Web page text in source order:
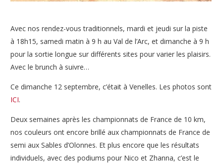
Avec nos rendez-vous traditionnels, mardi et jeudi sur la piste
à 18h15, samedi matin à 9 h au Val de l’Arc, et dimanche à 9 h
pour la sortie longue sur différents sites pour varier les plaisirs.
Avec le brunch à suivre…
Ce dimanche 12 septembre, c’était à Venelles. Les photos sont
ICI.
Deux semaines après les championnats de France de 10 km,
nos couleurs ont encore brillé aux championnats de France de
semi aux Sables d’Olonnes. Et plus encore que les résultats
individuels, avec des podiums pour Nico et Zhanna, c’est le